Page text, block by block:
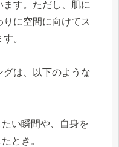
す。ただし、肌に
に空間に向けてス
。
は、以下のような
い瞬間や、自身を
とき。